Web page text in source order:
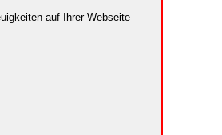
auf Ihrer Webseite